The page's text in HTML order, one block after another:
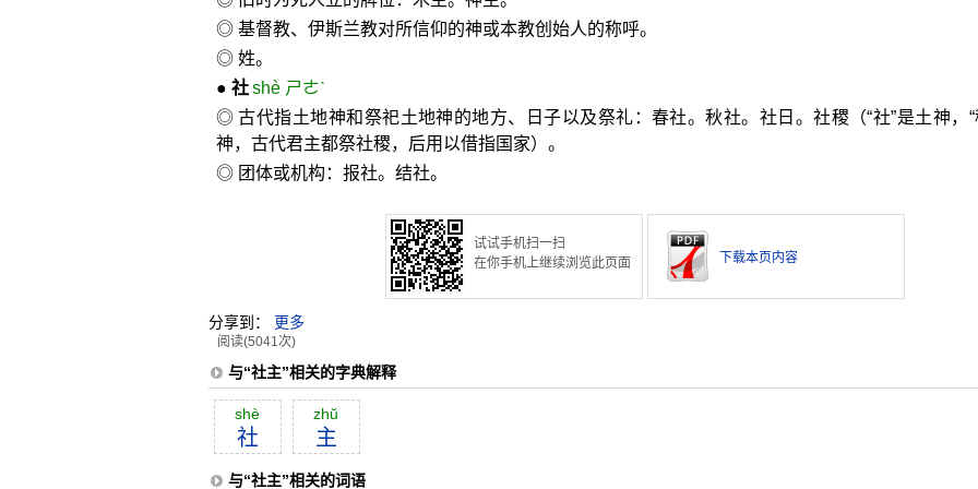
◎ 基督教、伊斯兰教对所信仰的神或本教创始人的称呼。
◎ 姓。
● 社 shè ㄕㄜˋ
◎ 古代指土地神和祭祀土地神的地方、日子以及祭礼：春社。秋社。社日。社稷（“社”是土神，“
神，古代君主都祭社稷，后用以借指国家）。
◎ 团体或机构：报社。结社。
试试手机扫一扫
在你手机上继续浏览此页面
下载本页内容
分享到： 更多
阅读(5041次)
与“社主”相关的字典解释
shè
社
zhŭ
主
与“社主”相关的词语